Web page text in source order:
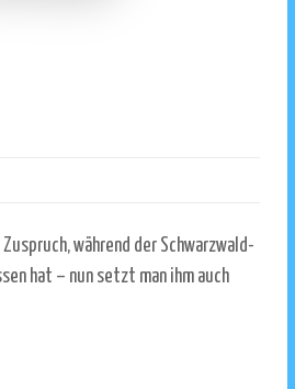
während der Schwarzwald-
hat – nun setzt man ihm auch